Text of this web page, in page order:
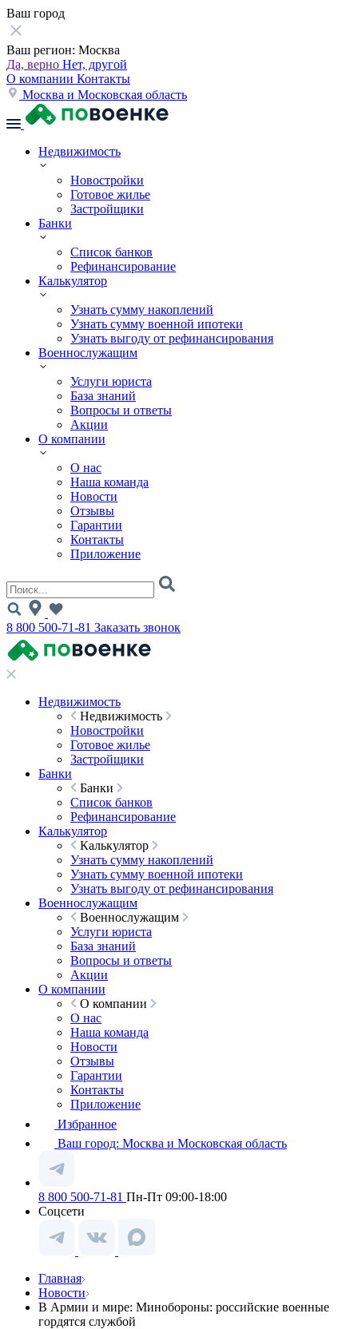
Ваш город
Ваш регион: Москва
Да, верно Нет, другой
О компании Контакты
Москва и Московская область
Недвижимость
Новостройки
Готовое жилье
Застройщики
Банки
Список банков
Рефинансирование
Калькулятор
Узнать сумму накоплений
Узнать сумму военной ипотеки
Узнать выгоду от рефинансирования
Военнослужащим
Услуги юриста
База знаний
Вопросы и ответы
Акции
О компании
О нас
Наша команда
Новости
Отзывы
Гарантии
Контакты
Приложение
8 800 500-71-81 Заказать звонок
Недвижимость
Недвижимость
Новостройки
Готовое жилье
Застройщики
Банки
Банки
Список банков
Рефинансирование
Калькулятор
Калькулятор
Узнать сумму накоплений
Узнать сумму военной ипотеки
Узнать выгоду от рефинансирования
Военнослужащим
Военнослужащим
Услуги юриста
База знаний
Вопросы и ответы
Акции
О компании
О компании
О нас
Наша команда
Новости
Отзывы
Гарантии
Контакты
Приложение
Избранное
Ваш город: Москва и Московская область
8 800 500-71-81 Пн-Пт 09:00-18:00
Соцсети
Главная
Новости
В Армии и мире: Минобороны: российские военные
гордятся службой